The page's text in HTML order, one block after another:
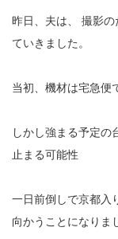
昨日、夫は、 撮影の
ていきました。
当初、機材は宅急便
しかし強まる予定の
止まる可能性
一日前倒しで京都入
向かうことになりま